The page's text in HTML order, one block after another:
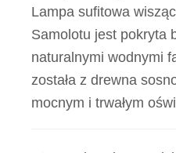
Lampa sufitowa
Samolotu jest pokryta
naturalnymi wodnymi
została z drewna
mocnym i trwałym